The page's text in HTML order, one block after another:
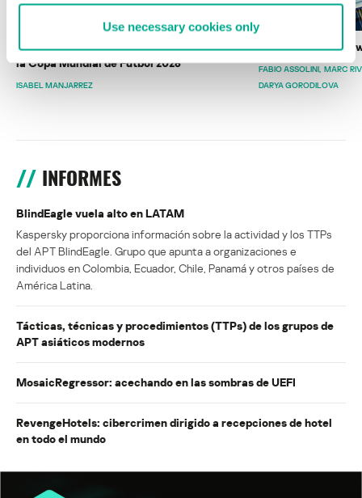
Use necessary cookies only
Wardriving en México: preparativos para
la Copa Mundial de Fútbol 2026
ISABEL MANJARREZ
Estado del
FABIO ASSOLINI MARC
DARYA GORODILOVA
INFORMES
BlindEagle vuela alto en LATAM
Kaspersky proporciona información sobre la actividad y los TTPs
del APT BlindEagle. Grupo que apunta a organizaciones e
individuos en Colombia, Ecuador, Chile, Panamá y otros países de
América Latina.
Tácticas, técnicas y procedimientos (TTPs) de los grupos de
APT asiáticos modernos
MosaicRegressor: acechando en las sombras de UEFI
RevengeHotels: cibercrimen dirigido a recepciones de hotel
en todo el mundo